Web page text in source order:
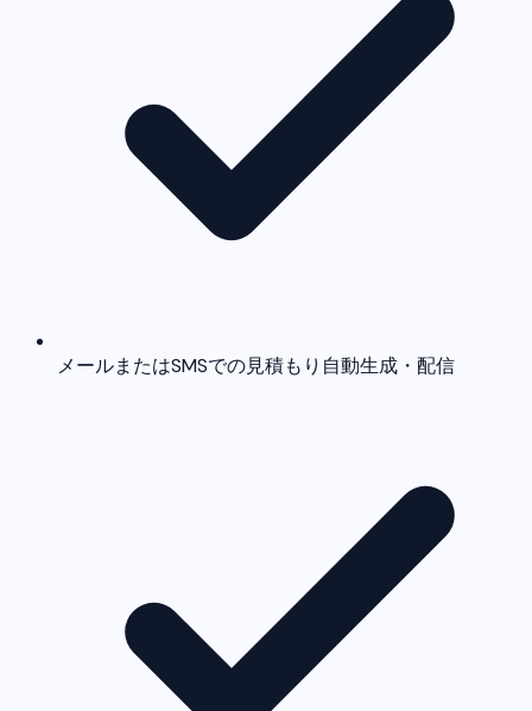
メールまたはSMSでの見積もり自動生成・配信